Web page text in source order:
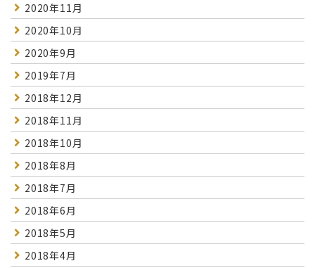
2020年11月
2020年10月
2020年9月
2019年7月
2018年12月
2018年11月
2018年10月
2018年8月
2018年7月
2018年6月
2018年5月
2018年4月